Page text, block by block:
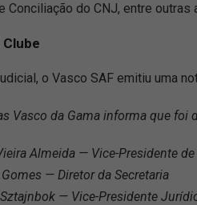
Conciliação do CNJ, entre outras
o Vasco SAF emitiu uma
Vasco da Gama informa que
Almeida — Vice-Presidente
Gomes — Diretor da Secretaria
Sztajnbok — Vice-Presidente